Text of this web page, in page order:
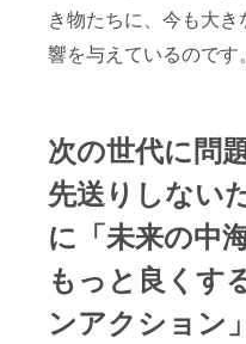
き物たちに、今も大き
響を与えているのです。
次の世代に問
先送りしない
に「未来の中
もっと良くす
ンアクション」